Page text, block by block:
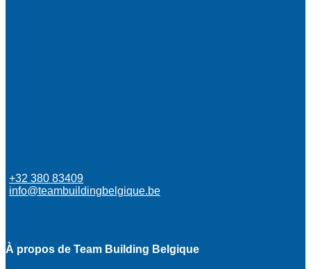
+32 380 83409
info@teambuildingbelgique.be
À propos de Team Building Belgique